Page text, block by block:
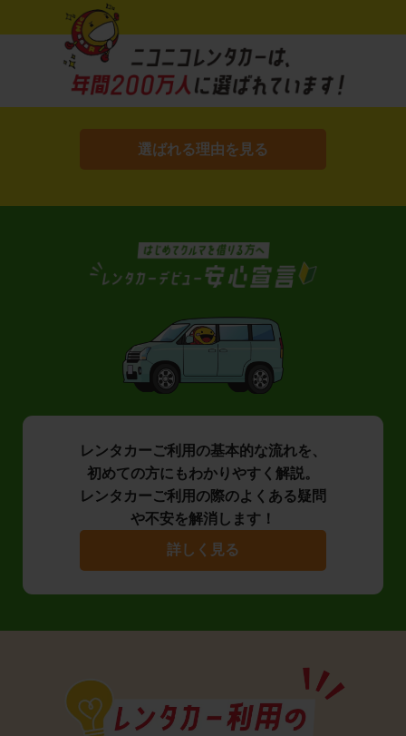
選ばれる理由を見る
レンタカーご利用の基本的な流れを、
初めての方にもわかりやすく解説。
レンタカーご利用の際のよくある疑問
や不安を解消します！
詳しく見る